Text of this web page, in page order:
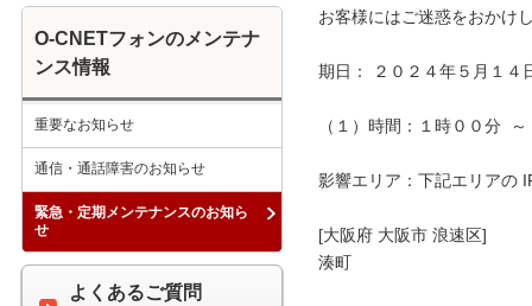
お客様にはご迷惑をおかけ
期日： ２０２４年５月１４
（１）時間：１時００分
影響エリア：下記エリアの
[大阪府 大阪市 浪速区]
湊町
O-CNETフォンのメンテナ
ンス情報
重要なお知らせ
通信・通話障害のお知らせ
緊急・定期メンテナンスのお知ら
せ
よくあるご質問